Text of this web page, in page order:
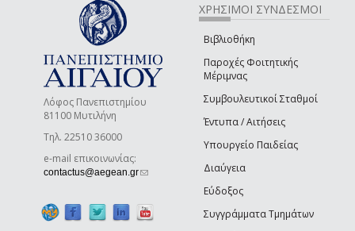
Λόφος Πανεπιστημίου
81100 Μυτιλήνη
Τηλ. 22510 36000
e-mail επικοινωνίας:
contactus@aegean.gr(link sends e-mail)
ΧΡΗΣΙΜΟΙ ΣΥΝΔΕΣΜΟΙ
Βιβλιοθήκη
Παροχές Φοιτητικής
Μέριμνας
Συμβουλευτικοί Σταθμοί
Έντυπα / Αιτήσεις
Υπουργείο Παιδείας
Διαύγεια
Εύδοξος
Συγγράμματα Τμημάτων